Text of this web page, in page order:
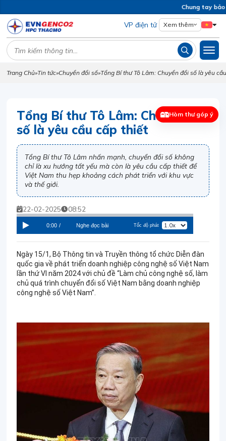
Chung tay
VP điện tử Xem thêm
Trang Chủ»Tin tức»Chuyển đổi số»Tổng Bí thư Tô Lâm: Chuyển đổi số là yêu
Tổng Bí thư Tô Lâm: Chuyển đổi
số là yêu cầu cấp thiết
Tổng Bí thư Tô Lâm nhấn mạnh, chuyển đổi số không
chỉ là xu hướng tất yếu mà còn là yêu cầu cấp thiết để
Việt Nam thu hẹp khoảng cách phát triển với khu vực
và thế giới.
22-02-2025 08:52
0:00 / Nghe đọc bài Tốc độ phát
Ngày 15/1, Bộ Thông tin và Truyền thông tổ chức Diễn đàn
quốc gia về phát triển doanh nghiệp công nghệ số Việt Nam
lần thứ VI năm 2024 với chủ đề “Làm chủ công nghệ số, làm
chủ quá trình chuyển đổi số Việt Nam bằng doanh nghiệp
công nghệ số Việt Nam”.
Hòm thư góp ý